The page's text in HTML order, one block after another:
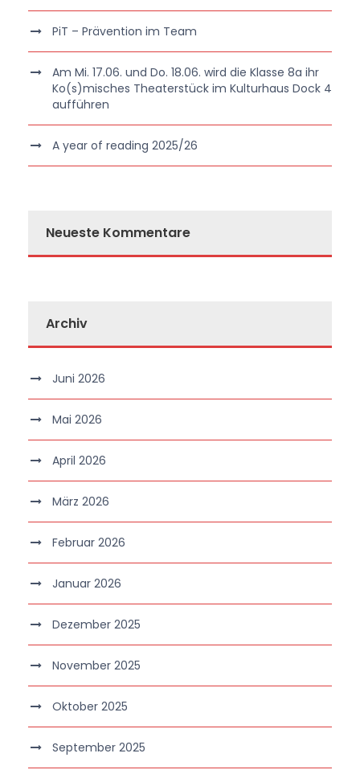
PiT – Prävention im Team
Am Mi. 17.06. und Do. 18.06. wird die Klasse 8a ihr
Ko(s)misches Theaterstück im Kulturhaus Dock 4
aufführen
A year of reading 2025/26
Neueste Kommentare
Archiv
Juni 2026
Mai 2026
April 2026
März 2026
Februar 2026
Januar 2026
Dezember 2025
November 2025
Oktober 2025
September 2025